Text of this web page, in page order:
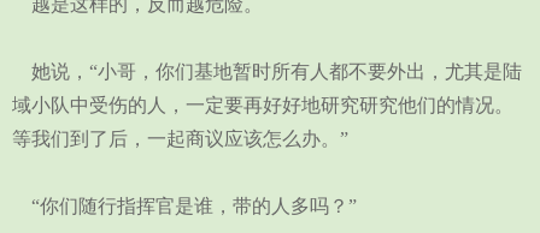
越是这样的，反而越危险。
她说，“小哥，你们基地暂时所有人都不要外出，尤其是陆
域小队中受伤的人，一定要再好好地研究研究他们的情况。
等我们到了后，一起商议应该怎么办。”
“你们随行指挥官是谁，带的人多吗？”